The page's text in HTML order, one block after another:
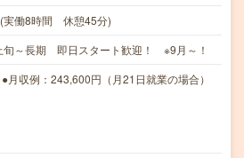
実働8時間 休憩45分)
旬～長期 即日スタート歓迎！ ※9月～！
収例：243,600円（月21日就業の場合）